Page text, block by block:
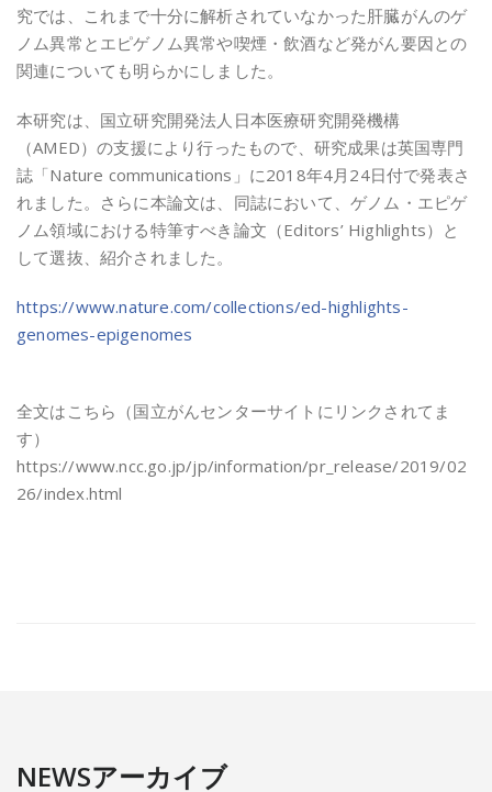
究では、これまで十分に解析されていなかった肝臓がんのゲ
ノム異常とエピゲノム異常や喫煙・飲酒など発がん要因との
関連についても明らかにしました。
本研究は、国立研究開発法人日本医療研究開発機構
（AMED）の支援により行ったもので、研究成果は英国専門
誌「Nature communications」に2018年4月24日付で発表さ
れました。さらに本論文は、同誌において、ゲノム・エピゲ
ノム領域における特筆すべき論文（Editors’ Highlights）と
して選抜、紹介されました。
https://www.nature.com/collections/ed-highlights-
genomes-epigenomes
全文はこちら（国立がんセンターサイトにリンクされてま
す）
https://www.ncc.go.jp/jp/information/pr_release/2019/02
26/index.html
NEWSアーカイブ